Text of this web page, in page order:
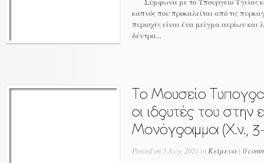
Σύμφωνα με το Υπουργείο Υγείας
καπνός που προκαλείται από τις
περιοχές είναι ένα μείγμα αερίων
δέντρα...
Posted on 3 Αυγ, 2021 in Κείμενα | 0